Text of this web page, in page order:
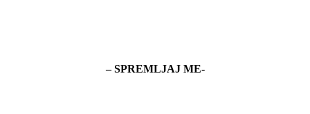
– SPREMLJAJ ME-